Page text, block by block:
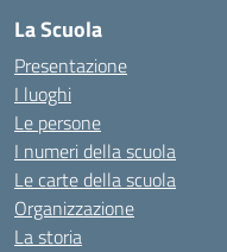
La Scuola
Presentazione
I luoghi
Le persone
I numeri della scuola
Le carte della scuola
Organizzazione
La storia